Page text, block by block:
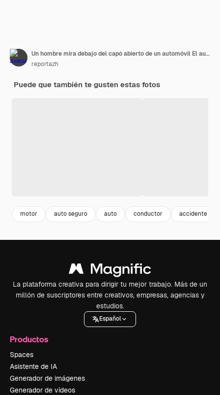
Un hombre mira debajo del capó abierto de un automóvil El automóvil se descompuso en la carretera El motor echa humo
reportazh
Puede que también te gusten estas fotos
motor auto seguro auto conductor accidente
La plataforma creativa para dirigir tu mejor trabajo. Más de un
millón de suscriptores entre creativos, empresas, agencias y
estudios.
Español
Productos
Spaces
Asistente de IA
Generador de imágenes
Generador de vídeos